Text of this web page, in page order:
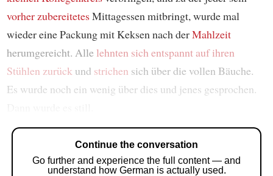
vorher zubereitetesMittagessen mitbringt, wurde mal
wieder eine Packung mit Keksen nach derMahlzeit
herumgereicht. Alle lehnten sich entspannt auf ihren
Stühlen zurückund strichen sich über die vollen Bäuche.
Es wurde noch ein wenig über dies und jenes gesprochen.
Continue the conversation
Go further and experience the full content — and
understand how German is actually used.